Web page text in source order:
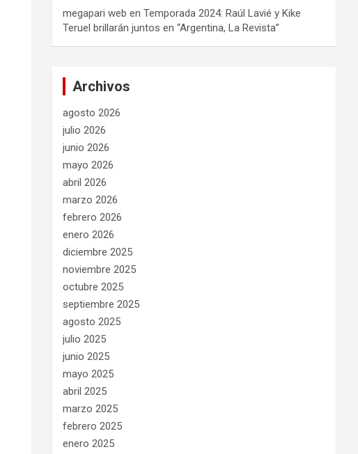
megapari web enTemporada 2024: Raúl Lavié y Kike
Teruel brillarán juntos en “Argentina, La Revista”
Archivos
agosto 2026
julio 2026
junio 2026
mayo 2026
abril 2026
marzo 2026
febrero 2026
enero 2026
diciembre 2025
noviembre 2025
octubre 2025
septiembre 2025
agosto 2025
julio 2025
junio 2025
mayo 2025
abril 2025
marzo 2025
febrero 2025
enero 2025